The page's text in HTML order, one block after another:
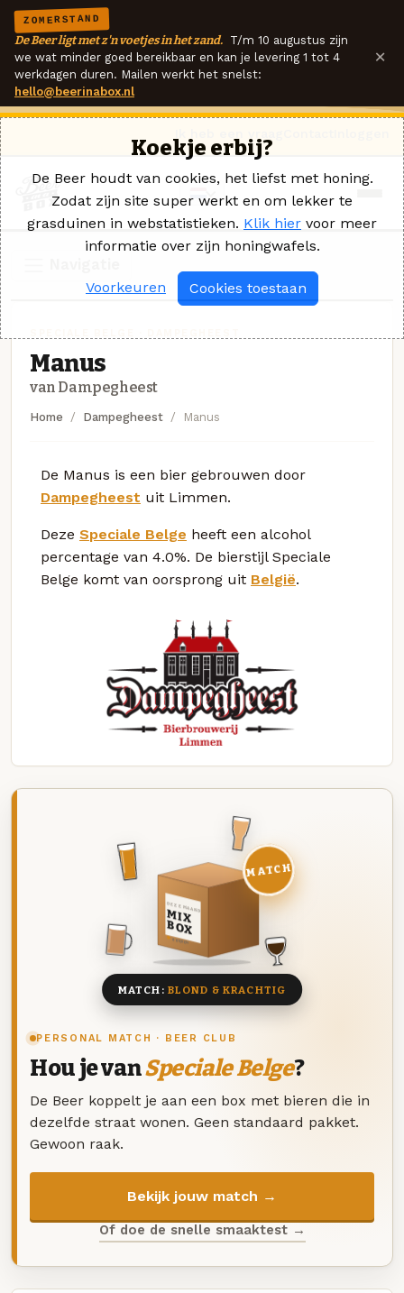
ZOMERSTAND
De Beer ligt met z'n voetjes in het zand. T/m 10 augustus zijn
we wat minder goed bereikbaar en kan je levering 1 tot 4
werkdagen duren. Mailen werkt het snelst:
hello@beerinabox.nl
×
Manus
van Dampegheest
Home Dampegheest Manus
De Manus is een bier gebrouwen door
Dampegheest uit Limmen.
Deze Speciale Belge heeft een alcohol
percentage van 4.0%. De bierstijl Speciale
Belge komt van oorsprong uit België.
PERSONAL MATCH · BEER CLUB
Hou je vanSpeciale Belge?
De Beer koppelt je aan een box met bieren die in
dezelfde straat wonen. Geen standaard pakket.
Gewoon raak.
Bekijk jouw match →
Of doe de snelle smaaktest →
DEZE MAAND
MIX
BOX
8 BIEREN
MATCH
MATCH: BLOND & KRACHTIG
Koekje erbij?
De Beer houdt van cookies, het liefst met honing.
Zodat zijn site super werkt en om lekker te
grasduinen in webstatistieken. Klik hier voor meer
informatie over zijn honingwafels.
Voorkeuren Cookies toestaan